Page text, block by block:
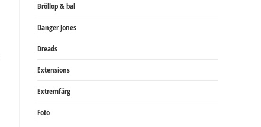
Bröllop & bal
Danger Jones
Dreads
Extensions
Extremfärg
Foto